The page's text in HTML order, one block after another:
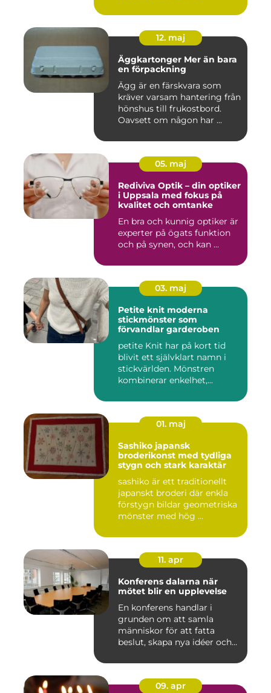
12. maj
Äggkartonger Mer än bara
en förpackning
Ägg är en färskvara som
kräver varsam hantering från
hönshus till frukostbord.
Oavsett om någon har ...
05. maj
Rediviva Optik – din optiker
i Uppsala med fokus på
kvalitet och omtanke
En bra och kunnig optiker är
experter på ögats funktion
och på synen, och kan ...
03. maj
Petite knit moderna
stickmönster som
förvandlar garderoben
petite Knit har på kort tid
blivit ett självklart namn i
stickvärlden. Mönstren
kombinerar enkelhet,...
01. maj
Sashiko japansk
broderikonst med tydliga
stygn och stark karaktär
sashiko är ett traditionellt
japanskt broderi där enkla
förstygn bildar geometriska
mönster med hög ...
11. apr
Konferens dalarna när
mötet blir en upplevelse
En konferens handlar i
grunden om att samla
människor för att fatta
beslut, skapa nya idéer och
09. apr